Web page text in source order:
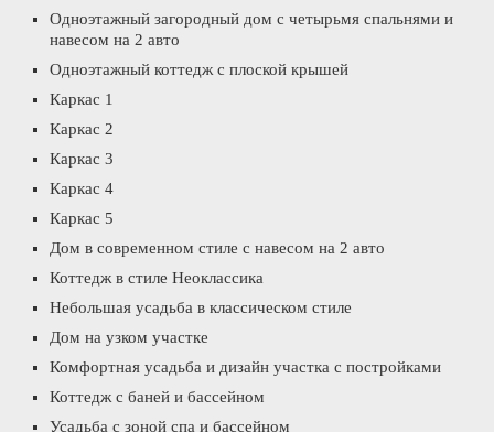
Одноэтажный загородный дом с четырьмя спальнями и
навесом на 2 авто
Одноэтажный коттедж с плоской крышей
Каркас 1
Каркас 2
Каркас 3
Каркас 4
Каркас 5
Дом в современном стиле с навесом на 2 авто
Коттедж в стиле Неоклассика
Небольшая усадьба в классическом стиле
Дом на узком участке
Комфортная усадьба и дизайн участка с постройками
Коттедж с баней и бассейном
Усадьба с зоной спа и бассейном